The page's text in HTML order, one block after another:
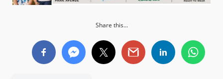
Share this...